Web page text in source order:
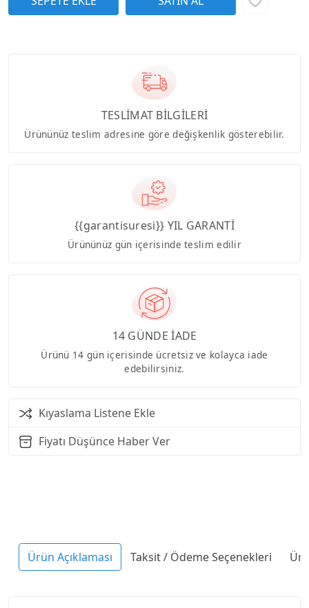
TESLİMAT BİLGİLERİ
Ürününüz teslim adresine göre değişkenlik gösterebilir.
{{garantisuresi}} YIL GARANTİ
Ürününüz gün içerisinde teslim edilir
14 GÜNDE İADE
Ürünü 14 gün içerisinde ücretsiz ve kolayca iade
edebilirsiniz.
Kıyaslama Listene Ekle
Fiyatı Düşünce Haber Ver
Ürün Açıklaması Taksit / Ödeme Seçenekleri